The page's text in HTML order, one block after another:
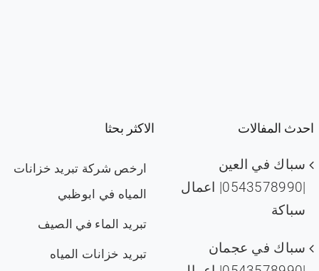
احدث المفالات
سباك في العين
|0543578990| اعمال
سباكة
سباك في عجمان
الاكثر بحثا
ارخص شركة تبريد خزانات
المياه في ابوظبي
تبريد الماء في الصيف
تبريد خزانات المياه